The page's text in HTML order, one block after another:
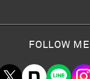
FOLLOW ME